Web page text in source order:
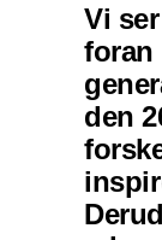
Vi
foran
den